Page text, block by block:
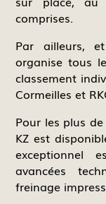
comprises.
Par ailleurs,
organise tous
classement
Cormeilles et
Pour les plus
KZ est
exceptionnel
avancées
freinage